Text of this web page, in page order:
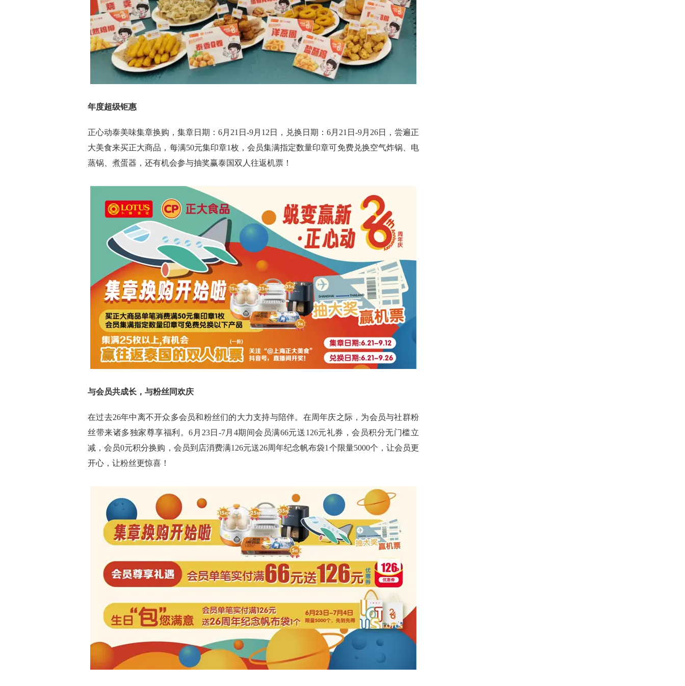
年度超级钜惠
正心动泰美味集章换购，集章日期：6月21日-9月12日，兑换日期：6月21日-9月26日，尝遍正
大美食来买正大商品，每满50元集印章1枚，会员集满指定数量印章可免费兑换空气炸锅、电
蒸锅、煮蛋器，还有机会参与抽奖赢泰国双人往返机票！
与会员共成长，与粉丝同欢庆
在过去26年中离不开众多会员和粉丝们的大力支持与陪伴。在周年庆之际，为会员与社群粉
丝带来诸多独家尊享福利。6月23日-7月4期间会员满66元送126元礼券，会员积分无门槛立
减，会员0元积分换购，会员到店消费满126元送26周年纪念帆布袋1个限量5000个，让会员更
开心，让粉丝更惊喜！